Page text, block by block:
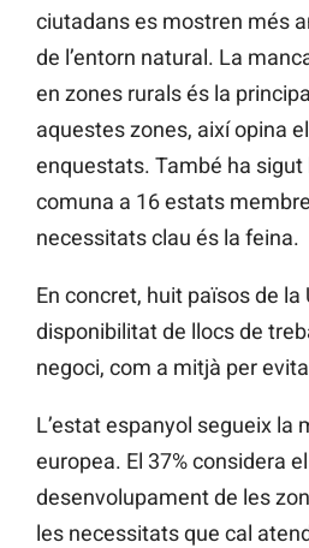
ciutadans es mostren més
de l’entorn natural. La
en zones rurals és la
aquestes zones, així opina
enquestats. També ha
comuna a 16 estats
necessitats clau és la feina.
En concret, huit països de la
disponibilitat de llocs de
negoci, com a mitjà per
L’estat espanyol segueix la
europea. El 37% considera
desenvolupament de les
les necessitats que cal